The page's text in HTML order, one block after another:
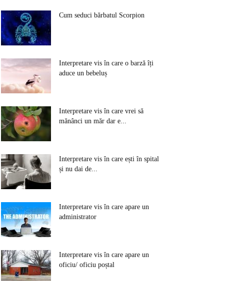
Cum seduci bărbatul Scorpion
Interpretare vis în care o barză îți
aduce un bebeluș
Interpretare vis în care vrei să
mănânci un măr dar e...
Interpretare vis în care ești în spital
și nu dai de...
Interpretare vis în care apare un
administrator
Interpretare vis în care apare un
oficiu/ oficiu poștal